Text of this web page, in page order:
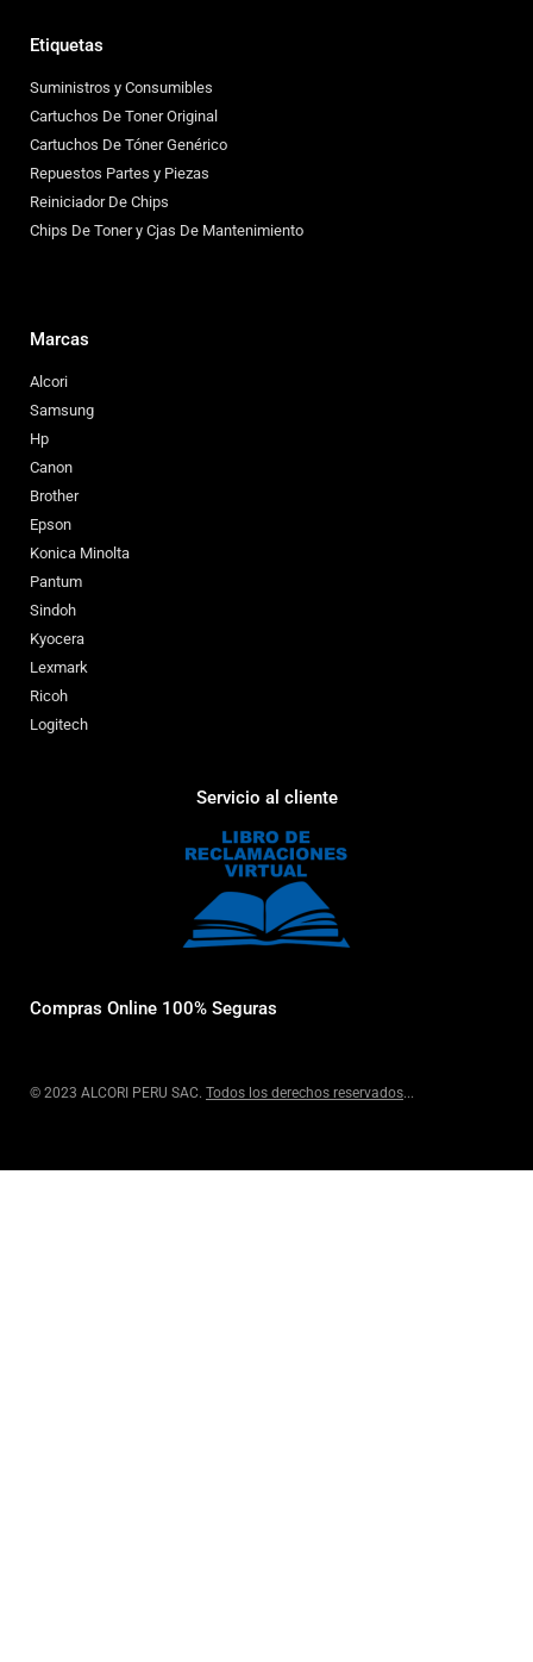
Etiquetas
Suministros y Consumibles
Cartuchos De Toner Original
Cartuchos De Tóner Genérico
Repuestos Partes y Piezas
Reiniciador De Chips
Chips De Toner y Cjas De Mantenimiento
Marcas
Alcori
Samsung
Hp
Canon
Brother
Epson
Konica Minolta
Pantum
Sindoh
Kyocera
Lexmark
Ricoh
Logitech
Servicio al cliente
Compras Online 100% Seguras
© 2023 ALCORI PERU SAC. Todos los derechos reservados...